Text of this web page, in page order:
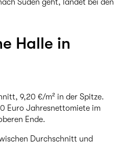
Süden geht, landet bei den
Halle in
9,20 €/m² in der Spitze.
Euro Jahresnettomiete im
Ende.
Durchschnitt und